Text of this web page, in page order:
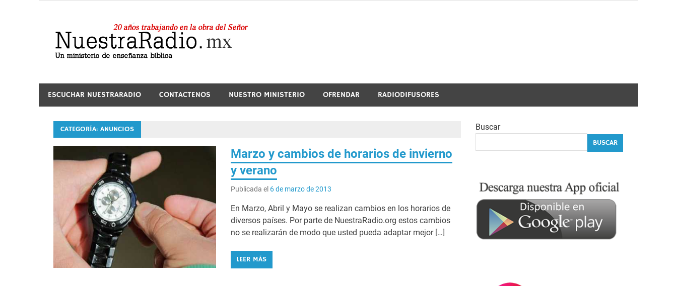
contenido
ESCUCHAR NUESTRARADIO CONTACTENOS NUESTRO MINISTERIO OFRENDAR RADIODIFUSORES
CATEGORÍA: ANUNCIOS
Marzo y cambios de horarios de invierno
y verano
Publicada el 6 de marzo de 2013
En Marzo, Abril y Mayo se realizan cambios en los horarios de
diversos países. Por parte de NuestraRadio.org estos cambios
no se realizarán de modo que usted pueda adaptar mejor […]
LEER MÁS
Buscar
BUSCAR